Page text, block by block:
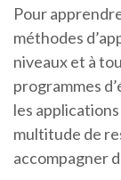
Pour
méthodes
niveaux et à
programmes
les
multitude de
accompagner